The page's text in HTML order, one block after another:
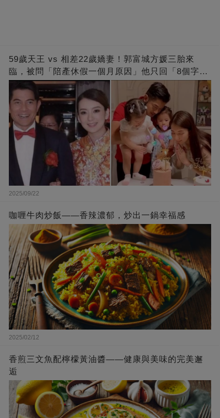
59歲天王 vs 相差22歲嬌妻！郭富城方媛三胎來
臨，被問「陪產休假一個月原因」他只回「8個字」
被贊爆
2025/09/22
咖喱牛肉炒飯——香辣濃郁，炒出一鍋幸福感
2025/02/12
香煎三文魚配檸檬黃油醬——健康與美味的完美邂
逅